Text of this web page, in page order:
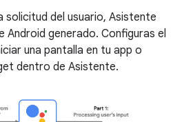
solicitud del usuario, Asistente
Android generado. Configuras el
una pantalla en tu app o
dentro de Asistente.